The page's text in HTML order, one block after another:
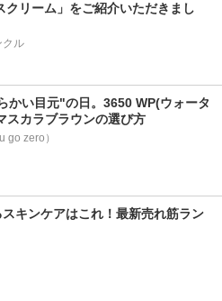
クリーム」をご紹介いただきまし
クル
かい目元"の日。3650 WP(ウォータ
スカラブラウンの選び方
go zero）
キンケアはこれ！最新売れ筋ラン